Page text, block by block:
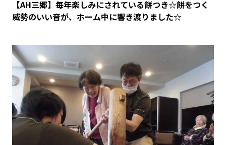
【AH三郷】毎年楽しみにされている餅つき☆餅をつく
威勢のいい音が、ホーム中に響き渡りました☆